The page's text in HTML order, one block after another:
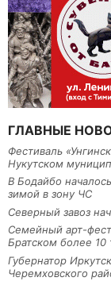
ГЛАВНЫЕ
Фестиваль
Нукутском
В Бодайбо
зимой в зону ЧС
Северный завоз
Семейный арт-
Братском более 10
Губернатор
Черемховского